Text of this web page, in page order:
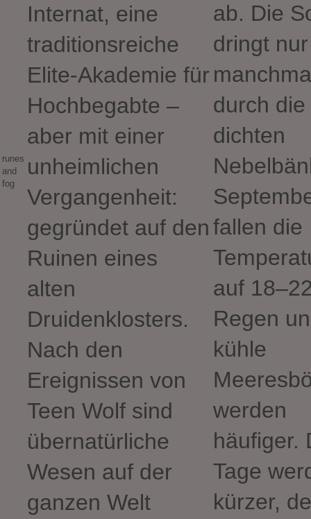
runes
and
fog
Internat, eine
traditionsreiche
Elite-Akademie für
Hochbegabte –
aber mit einer
unheimlichen
Vergangenheit:
gegründet auf den
Ruinen eines
alten
Druidenklosters.
Nach den
Ereignissen von
Teen Wolf sind
übernatürliche
Wesen auf der
ganzen Welt
ab. Die
dringt nur
durch die
dichten
fallen die
auf
Regen
kühle
werden
häufiger.
Tage
kürzer,